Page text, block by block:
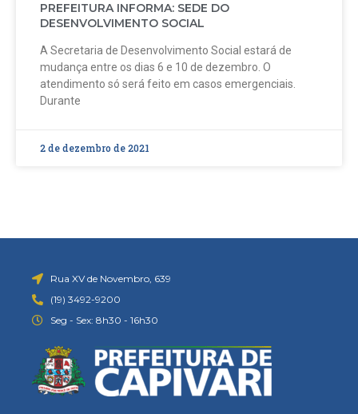
PREFEITURA INFORMA: SEDE DO
DESENVOLVIMENTO SOCIAL
A Secretaria de Desenvolvimento Social estará de
mudança entre os dias 6 e 10 de dezembro. O
atendimento só será feito em casos emergenciais.
Durante
2 de dezembro de 2021
Rua XV de Novembro, 639
(19) 3492-9200
Seg - Sex: 8h30 - 16h30